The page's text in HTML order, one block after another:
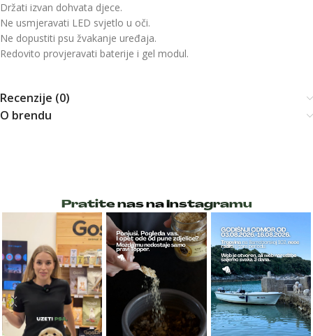
Držati izvan dohvata djece.
Ne usmjeravati LED svjetlo u oči.
Ne dopustiti psu žvakanje uređaja.
Redovito provjeravati baterije i gel modul.
Recenzije (0)
O brendu
Pratite nas na Instagramu